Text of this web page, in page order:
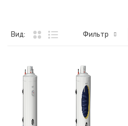
Вид: Фильтр